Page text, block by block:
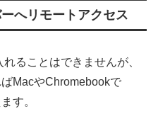
へリモートアクセス
ることはできませんが、
MacやChromebookで
す。